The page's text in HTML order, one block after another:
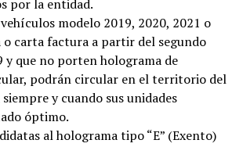
por la entidad.
modelo 2019, 2020, 2021 o
carta factura a partir del segundo
y que no porten holograma de
podrán circular en el territorio del
y cuando sus unidades
óptimo.
al holograma tipo “E” (Exento)